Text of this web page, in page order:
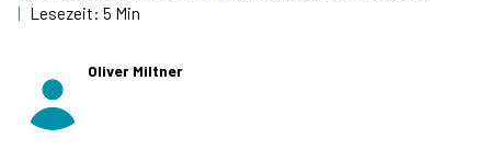
| Lesezeit: 5 Min
Oliver Miltner